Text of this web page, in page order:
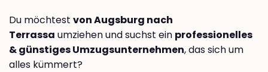
Du möchtest von Augsburg nach
Terrassa umziehen und suchst ein professionelles
& günstiges Umzugsunternehmen, das sich um
alles kümmert?